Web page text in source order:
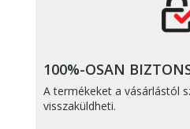
100%-OSAN
A termékeket a vásárlástól
visszaküldheti.